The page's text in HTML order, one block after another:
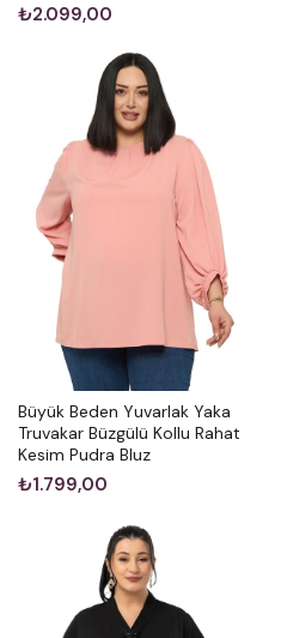
₺2.099,00
Büyük Beden Yuvarlak Yaka
Truvakar Büzgülü Kollu Rahat
Kesim Pudra Bluz
₺1.799,00